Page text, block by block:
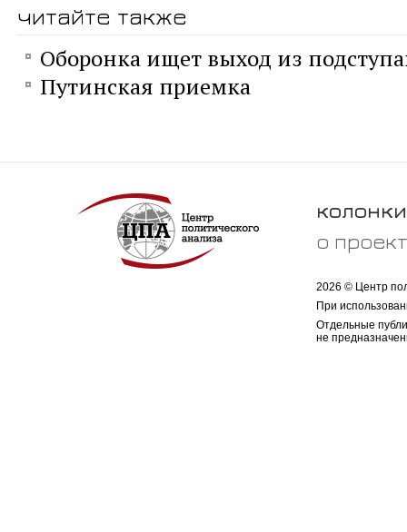
читайте также
Оборонка ищет выход из
Путинская приемка
колонки
о
2026 © Центр
При
Отдельные
не